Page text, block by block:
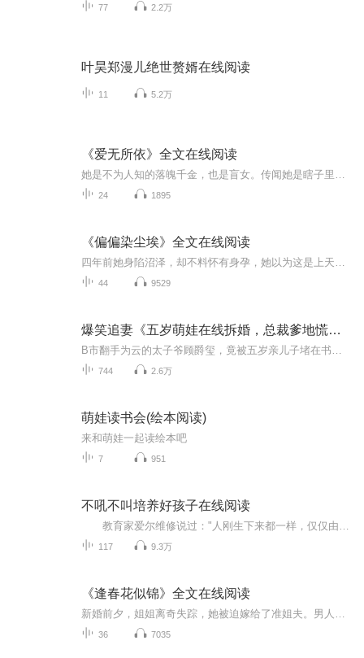
77 2.2万
叶昊郑漫儿绝世赘婿在线阅读
11 5.2万
《爱无所依》全文在线阅读
24 1895
《偏偏染尘埃》全文在线阅读
44 9529
爆笑追妻《五岁萌娃在线拆婚，总裁爹地慌了！》
744 2.6万
萌娃读书会(绘本阅读)
来和萌娃一起读绘本吧
7 951
不吼不叫培养好孩子在线阅读
117 9.3万
《逢春花似锦》全文在线阅读
36 7035